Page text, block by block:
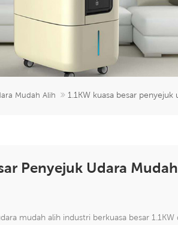
Mudah Alih 1.1KW kuasa besar
Penyejuk Udara
mudah alih industri berkuasa besar